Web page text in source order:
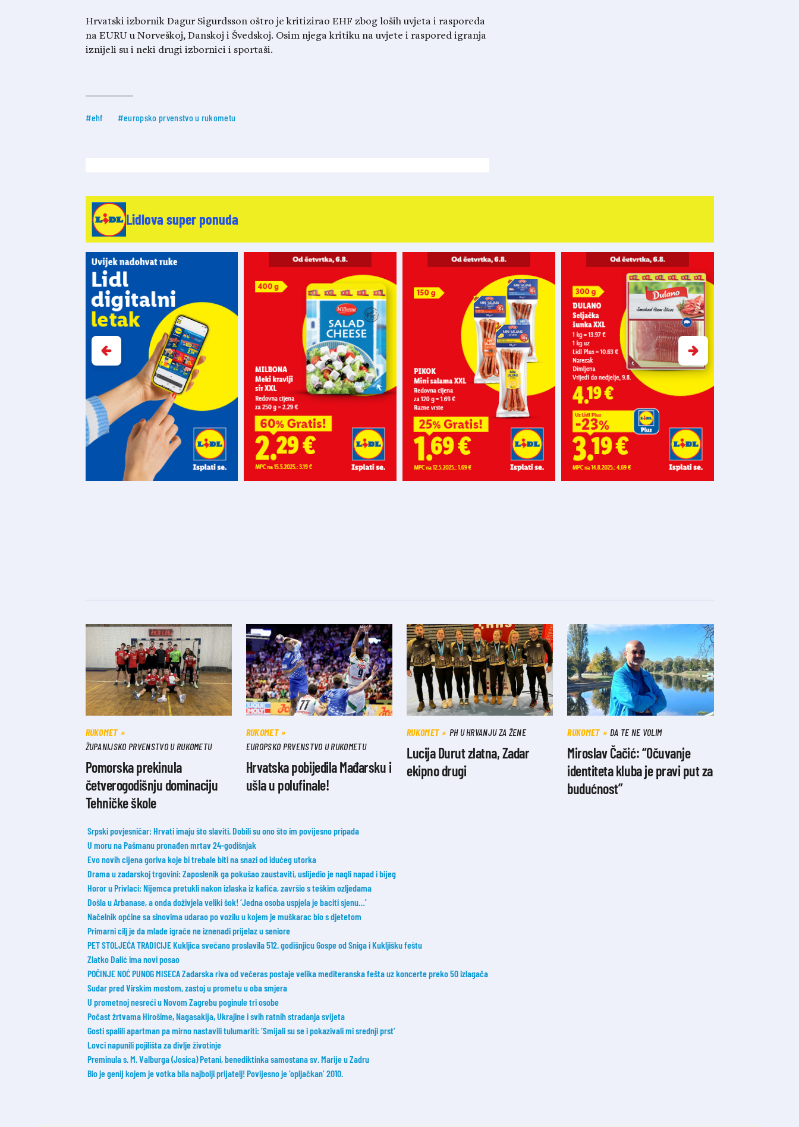
Hrvatski izbornik Dagur Sigurdsson oštro je kritizirao EHF zbog loših uvjeta i rasporeda
na EURU u Norveškoj, Danskoj i Švedskoj. Osim njega kritiku na uvjete i raspored igranja
iznijeli su i neki drugi izbornici i sportaši.
#ehf #europsko prvenstvo u rukometu
Lidlova super ponuda
RUKOMET
ŽUPANIJSKO PRVENSTVO U RUKOMETU
Pomorska prekinula
četverogodišnju dominaciju
Tehničke škole
RUKOMET
EUROPSKO PRVENSTVO U RUKOMETU
Hrvatska pobijedila Mađarsku i
ušla u polufinale!
RUKOMET PH U HRVANJU ZA ŽENE
Lucija Durut zlatna, Zadar
ekipno drugi
RUKOMET DA TE NE VOLIM
Miroslav Čačić: “Očuvanje
identiteta kluba je pravi put za
budućnost”
Srpski povjesničar: Hrvati imaju što slaviti. Dobili su ono što im povijesno pripada
U moru na Pašmanu pronađen mrtav 24-godišnjak
Evo novih cijena goriva koje bi trebale biti na snazi od idućeg utorka
Drama u zadarskoj trgovini: Zaposlenik ga pokušao zaustaviti, uslijedio je nagli napad i bijeg
Horor u Privlaci: Nijemca pretukli nakon izlaska iz kafića, završio s teškim ozljedama
Došla u Arbanase, a onda doživjela veliki šok! ‘Jedna osoba uspjela je baciti sjenu…’
Načelnik općine sa sinovima udarao po vozilu u kojem je muškarac bio s djetetom
Primarni cilj je da mlade igrače ne iznenadi prijelaz u seniore
PET STOLJEĆA TRADICIJE Kukljica svečano proslavila 512. godišnjicu Gospe od Sniga i Kukljišku feštu
Zlatko Dalić ima novi posao
POČINJE NOĆ PUNOG MISECA Zadarska riva od večeras postaje velika mediteranska fešta uz koncerte preko 50 izlagača
Sudar pred Virskim mostom, zastoj u prometu u oba smjera
U prometnoj nesreći u Novom Zagrebu poginule tri osobe
Počast žrtvama Hirošime, Nagasakija, Ukrajine i svih ratnih stradanja svijeta
Gosti spalili apartman pa mirno nastavili tulumariti: ‘Smijali su se i pokazivali mi srednji prst’
Lovci napunili pojilišta za divlje životinje
Preminula s. M. Valburga (Josica) Petani, benediktinka samostana sv. Marije u Zadru
Bio je genij kojem je votka bila najbolji prijatelj! Povijesno je ‘opljačkan’ 2010.